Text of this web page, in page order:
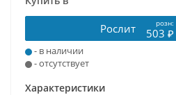
Рослит розн:
503 ₽
- в наличии
- отсутствует
Характеристики